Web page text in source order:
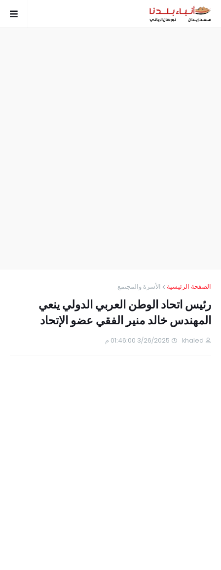
الصفحة الرئيسية الأسرة والمجتمع
رئيس اتحاد الوطن العربي الدولي ينعي
المهندس خالد منير الفقي عضو الإتحاد
khaled 3/26/2025 01:46:00 م